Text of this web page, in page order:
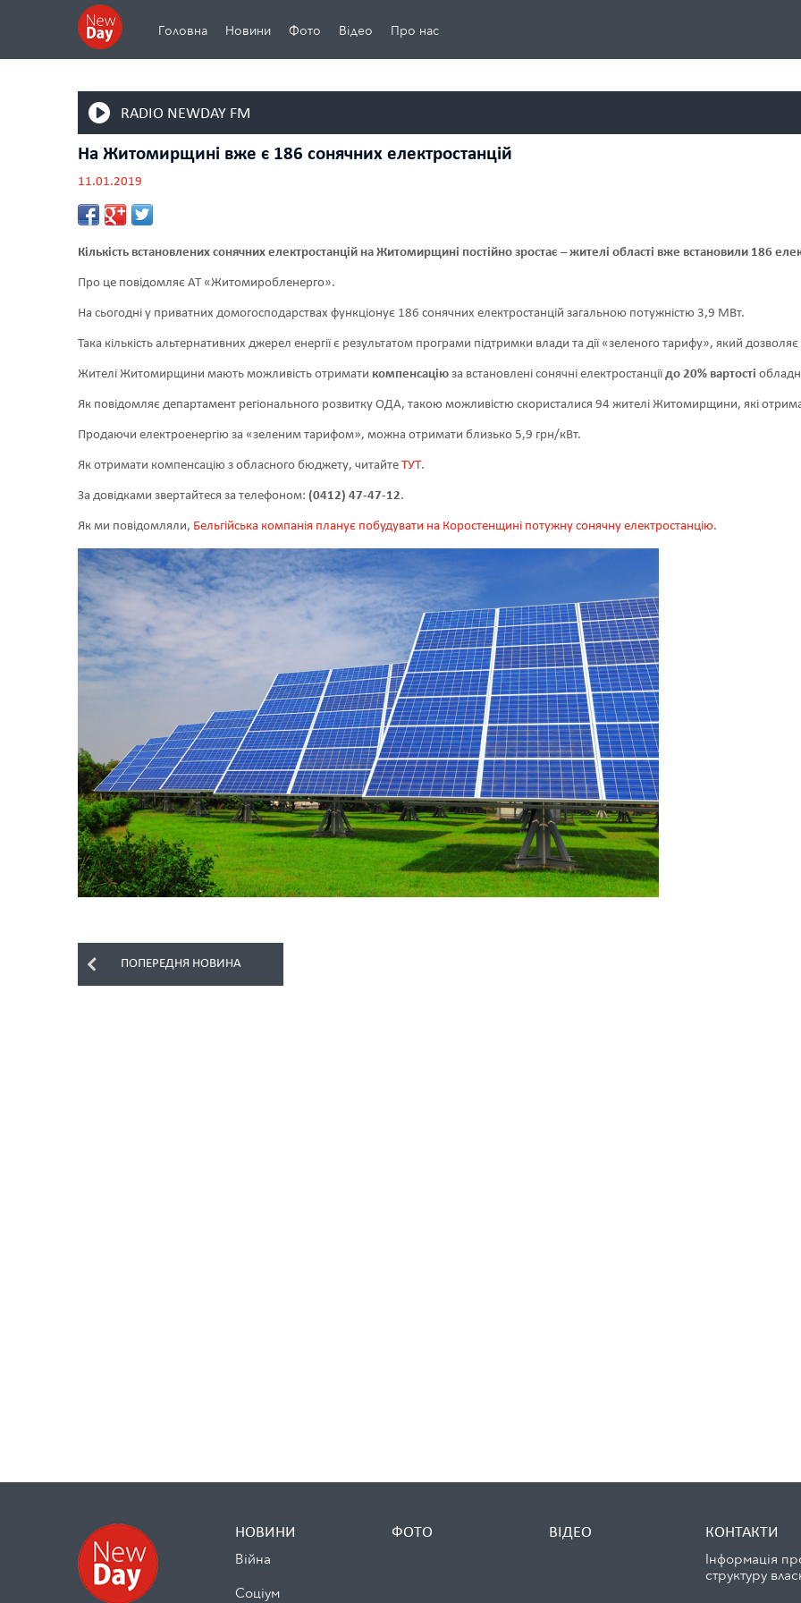
Головна Новини Фото Відео Про нас
RADIO NEWDAY FM
На Житомирщині вже є 186 сонячних електростанцій
11.01.2019
Кількість встановлених сонячних електростанцій на Житомирщині постійно зростає – жителі області вже встановили 186
Про це повідомляє АТ «Житомиробленерго».
На сьогодні у приватних домогосподарствах функціонує 186 сонячних електростанцій загальною потужністю 3,9 МВт.
Така кількість альтернативних джерел енергії є результатом програми підтримки влади та дії «зеленого тарифу», який
Жителі Житомирщини мають можливість отримати компенсацію за встановлені сонячні електростанціїдо 20% вартості
Як повідомляє департамент регіонального розвитку ОДА, такою можливістю скористалися 94 жителі Житомирщини, які
Продаючи електроенергію за «зеленим тарифом», можна отримати близько 5,9 грн/кВт.
Як отримати компенсацію з обласного бюджету, читайте ТУТ.
За довідками звертайтеся за телефоном: (0412) 47-47-12.
Як ми повідомляли, Бельгійська компанія планує побудувати на Коростенщині потужну сонячну електростанцію.
ПОПЕРЕДНЯ НОВИНА
НОВИНИ
Війна
Cоціум
ФОТО ВІДЕО КОНТАКТИ
Інформація
структуру